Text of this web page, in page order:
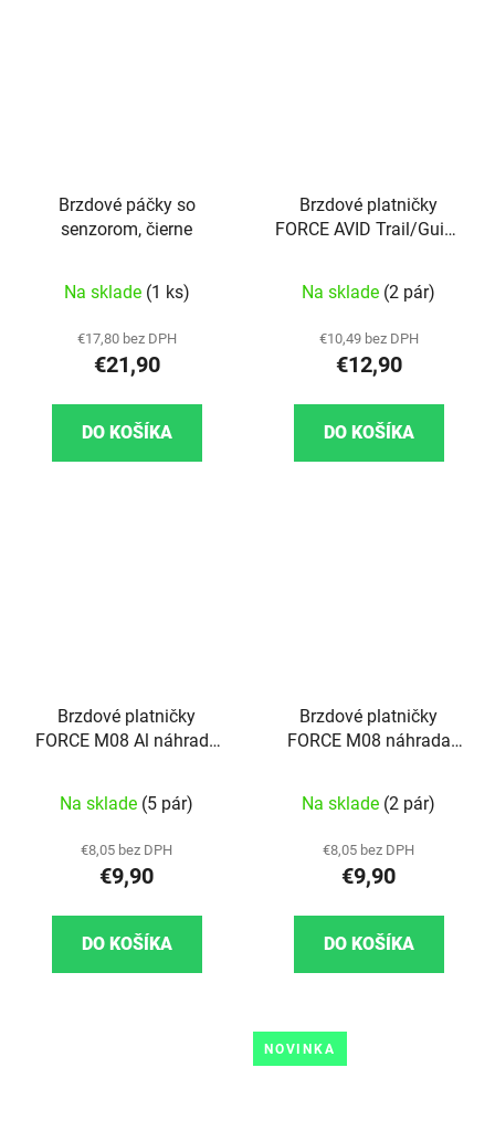
Brzdové páčky so
senzorom, čierne
Na sklade (1 ks)
€17,80 bez DPH
€21,90
DO KOŠÍKA
Brzdové platničky
FORCE AVID Trail/Guide
Na sklade (2 pár)
€10,49 bez DPH
€12,90
DO KOŠÍKA
Brzdové platničky
FORCE M08 Al náhrada
Na sklade (5 pár)
€8,05 bez DPH
€9,90
DO KOŠÍKA
Brzdové platničky
FORCE M08 náhrada
Na sklade (2 pár)
€8,05 bez DPH
€9,90
DO KOŠÍKA
NOVINKA